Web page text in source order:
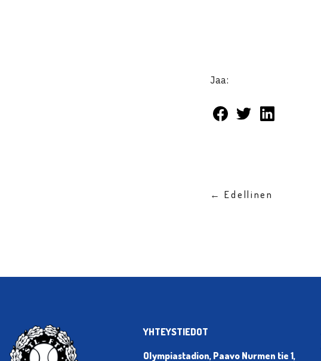
Jaa:
← Edellinen
YHTEYSTIEDOT
Olympiastadion, Paavo Nurmen tie 1,